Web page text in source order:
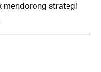
mendorong strategi